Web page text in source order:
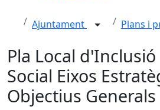
Ajuntament Plans i
Pla Local
Social Eixos
Objectius Generals